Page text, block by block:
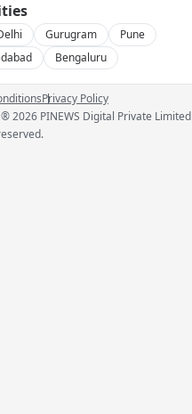
Gurugram
Pune
Bengaluru
Privacy Policy
®2026 PINEWS Digital Private Limited